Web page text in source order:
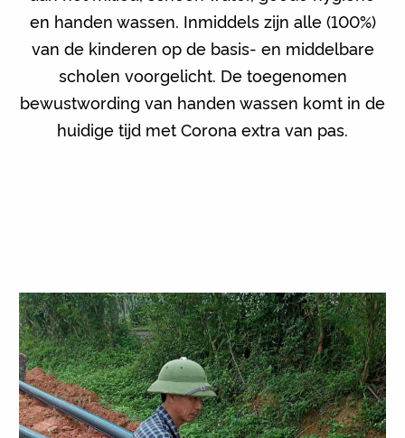
en handen wassen. Inmiddels zijn alle (100%)
van de kinderen op de basis- en middelbare
scholen voorgelicht. De toegenomen
bewustwording van handen wassen komt in de
huidige tijd met Corona extra van pas.